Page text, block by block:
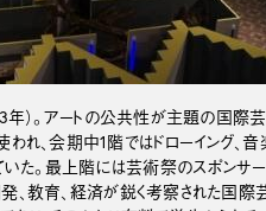
年）。アートの公共性が主題の国際
、会期中1階ではドローイング、音
いた。最上階には芸術祭のスポンサ
、教育、経済が鋭く考察された国際